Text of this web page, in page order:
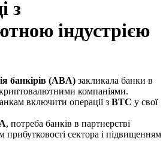
з
індустрією
банкірів (ABA) закликала банки в
компаніями.
включити операції з BTC у свої
, потреба банків в партнерстві
прибутковості сектора і підвищенням